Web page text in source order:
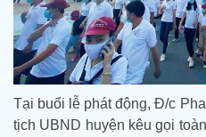
Tại buổi lễ phát động, Đ/c
tịch UBND huyện kêu gọi